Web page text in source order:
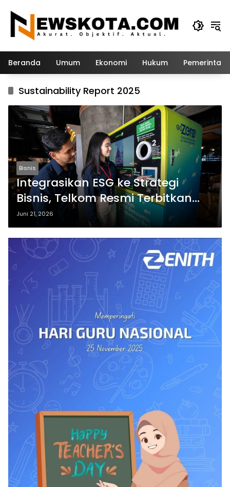
konten
Beranda Umum Ekonomi Hukum
Sustainability Report 2025
Bisnis
Integrasikan ESG ke Strategi
Bisnis, Telkom Resmi Terbitkan
Sustainability Report 2025
Juni 21, 2026